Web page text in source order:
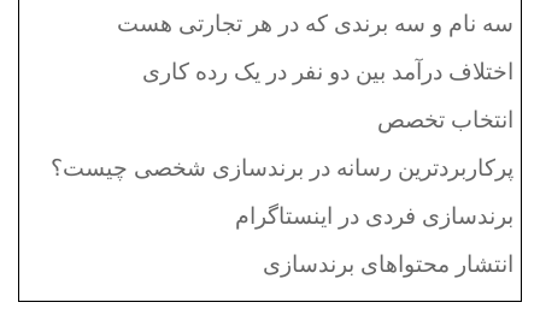
سه نام و سه برندی که در هر تجارتی هست
اختلاف درآمد بین دو نفر در یک رده کاری
انتخاب تخصص
پرکاربردترین رسانه در برندسازی شخصی چیست؟
برندسازی فردی در اینستاگرام
انتشار محتواهای برندسازی